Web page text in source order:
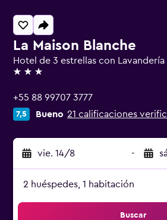
La Maison Blanche
Hotel de 3 estrellas con Lavandería
3 estrellas
+55 88 99707 3777
7,5 Bueno 21 calificaciones
vie. 14/8 -
2 huéspedes, 1 habitación
Buscar